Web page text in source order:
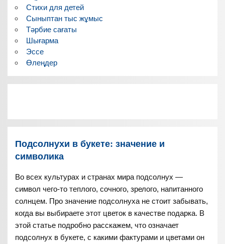
Стихи для детей
Сыныптан тыс жұмыс
Тәрбие сағаты
Шығарма
Эссе
Өлеңдер
Подсолнухи в букете: значение и
символика
Во всех культурах и странах мира подсолнух —
символ чего-то теплого, сочного, зрелого, напитанного
солнцем. Про значение подсолнуха не стоит забывать,
когда вы выбираете этот цветок в качестве подарка. В
этой статье подробно расскажем, что означает
подсолнух в букете, с какими фактурами и цветами он